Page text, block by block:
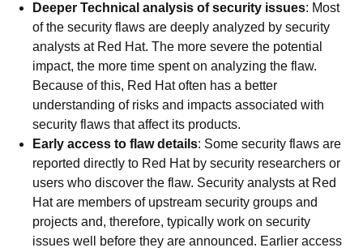
Deeper Technical analysis of security issues: Most
of the security flaws are deeply analyzed by security
analysts at Red Hat. The more severe the potential
impact, the more time spent on analyzing the flaw.
Because of this, Red Hat often has a better
understanding of risks and impacts associated with
security flaws that affect its products.
Early access to flaw details: Some security flaws are
reported directly to Red Hat by security researchers or
users who discover the flaw. Security analysts at Red
Hat are members of upstream security groups and
projects and, therefore, typically work on security
issues well before they are announced. Earlier access